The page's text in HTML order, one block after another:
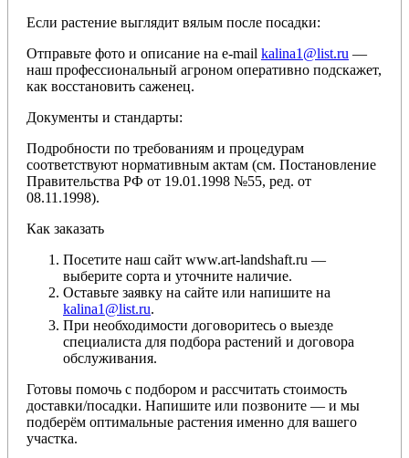
Если растение выглядит вялым после посадки:
Отправьте фото и описание на e-mail kalina1@list.ru —
наш профессиональный агроном оперативно подскажет,
как восстановить саженец.
Документы и стандарты:
Подробности по требованиям и процедурам
соответствуют нормативным актам (см. Постановление
Правительства РФ от 19.01.1998 №55, ред. от
08.11.1998).
Как заказать
Посетите наш сайт www.art-landshaft.ru —
выберите сорта и уточните наличие.
Оставьте заявку на сайте или напишите на
kalina1@list.ru.
При необходимости договоритесь о выезде
специалиста для подбора растений и договора
обслуживания.
Готовы помочь с подбором и рассчитать стоимость
доставки/посадки. Напишите или позвоните — и мы
подберём оптимальные растения именно для вашего
участка.